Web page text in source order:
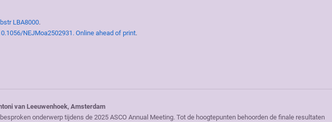
LBA8000.
NEJMoa2502931. Online ahead of print.
van Leeuwenhoek, Amsterdam
onderwerp tijdens de 2025 ASCO Annual Meeting. Tot de hoogtepunten behoorden de finale resultaten